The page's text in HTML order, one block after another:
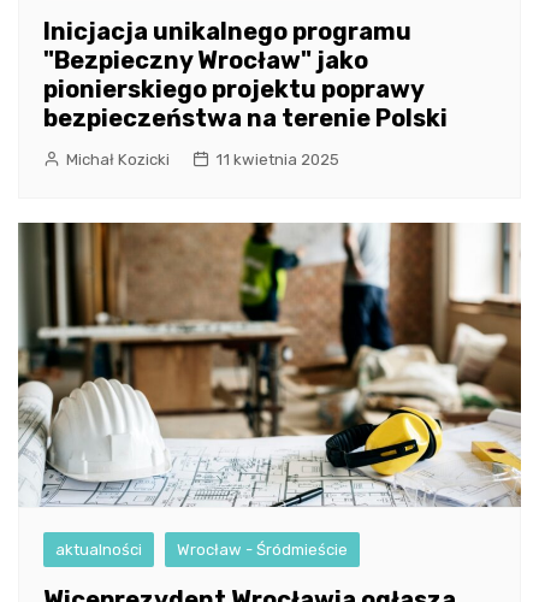
Inicjacja unikalnego programu
"Bezpieczny Wrocław" jako
pionierskiego projektu poprawy
bezpieczeństwa na terenie Polski
Michał Kozicki 11 kwietnia 2025
aktualności Wrocław - Śródmieście